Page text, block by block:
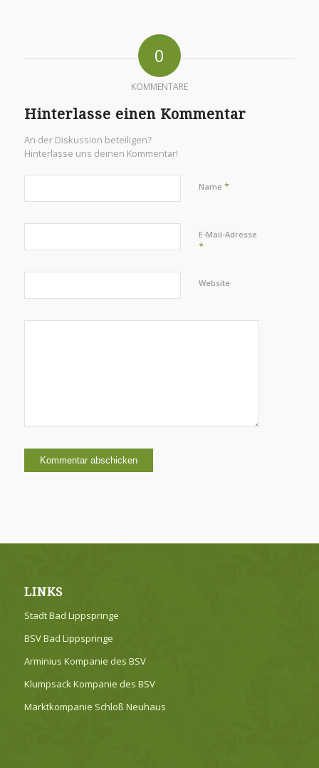
0
KOMMENTARE
Hinterlasse einen Kommentar
An der Diskussion beteiligen?
Hinterlasse uns deinen Kommentar!
Name *
E-Mail-Adresse
*
Website
LINKS
Stadt Bad Lippspringe
BSV Bad Lippspringe
Arminius Kompanie des BSV
Klumpsack Kompanie des BSV
Marktkompanie Schloß Neuhaus